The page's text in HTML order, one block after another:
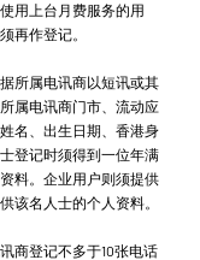
用上台月费服务的用
再作登记。
所属电讯商以短讯或其
属电讯商门市、流动应
名、出生日期、香港身
登记时须得到一位年满
料。企业用户则须提供
该名人士的个人资料。
登记不多于10张电话